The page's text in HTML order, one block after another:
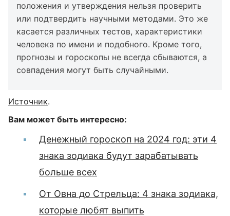
положения и утверждения нельзя проверить
или подтвердить научными методами. Это же
касается различных тестов, характеристики
человека по имени и подобного. Кроме того,
прогнозы и гороскопы не всегда сбываются, а
совпадения могут быть случайными.
Источник.
Вам может быть интересно:
Денежный гороскоп на 2024 год: эти 4
знака зодиака будут зарабатывать
больше всех
От Овна до Стрельца: 4 знака зодиака,
которые любят выпить